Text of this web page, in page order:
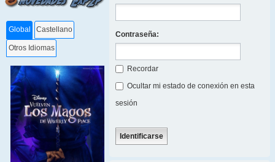
Global Castellano
Otros Idiomas
Contraseña:
Recordar
Ocultar mi estado de conexión en esta
sesión